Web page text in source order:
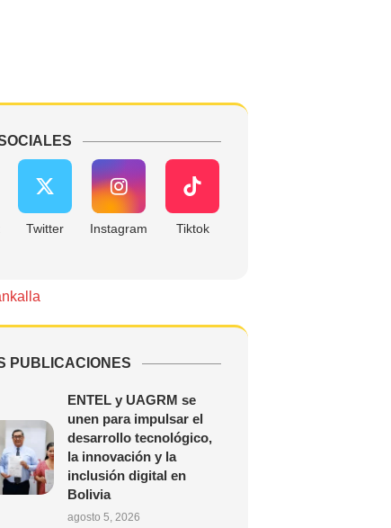
Twitter Instagram Tiktok
PUBLICACIONES
ENTEL y UAGRM se
unen para impulsar el
desarrollo tecnológico,
la innovación y la
inclusión digital en
Bolivia
agosto 5, 2026